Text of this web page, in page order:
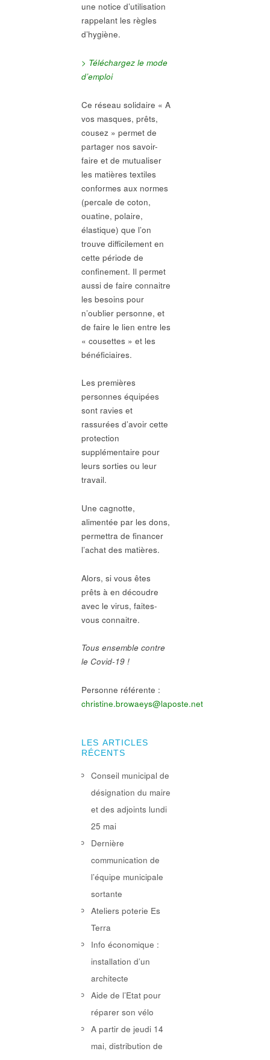
une notice d’utilisation
rappelant les règles
d’hygiène.
> Téléchargez le mode
d’emploi
Ce réseau solidaire « A
vos masques, prêts,
cousez » permet de
partager nos savoir-
faire et de mutualiser
les matières textiles
conformes aux normes
(percale de coton,
ouatine, polaire,
élastique) que l’on
trouve difficilement en
cette période de
confinement. Il permet
aussi de faire connaitre
les besoins pour
n’oublier personne, et
de faire le lien entre les
« cousettes » et les
bénéficiaires.
Les premières
personnes équipées
sont ravies et
rassurées d’avoir cette
protection
supplémentaire pour
leurs sorties ou leur
travail.
Une cagnotte,
alimentée par les dons,
permettra de financer
l’achat des matières.
Alors, si vous êtes
prêts à en découdre
avec le virus, faites-
vous connaitre.
Tous ensemble contre
le Covid-19 !
Personne référente :
christine.browaeys@laposte.net
LES ARTICLES
RÉCENTS
Conseil municipal de
désignation du maire
et des adjoints lundi
25 mai
Dernière
communication de
l’équipe municipale
sortante
Ateliers poterie Es
Terra
Info économique :
installation d’un
architecte
Aide de l’Etat pour
réparer son vélo
A partir de jeudi 14
mai, distribution de